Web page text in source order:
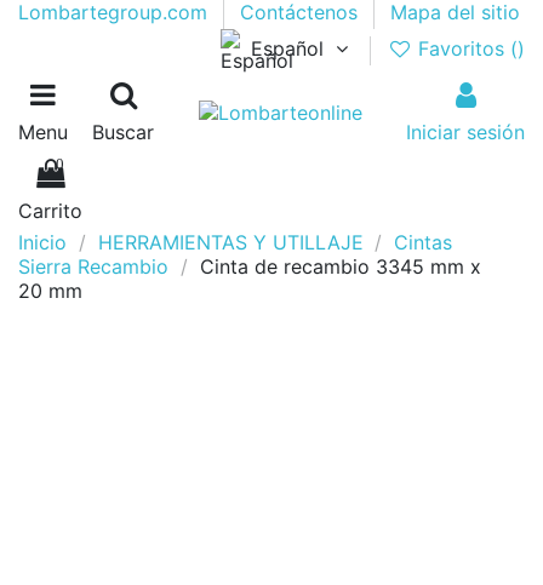
Lombartegroup.com Contáctenos
Mapa del sitio
Español
Favoritos ()
Menu Buscar Iniciar sesión
0
Carrito
Inicio
HERRAMIENTAS Y UTILLAJE
Cintas
Sierra Recambio
Cinta de recambio 3345 mm x
20 mm